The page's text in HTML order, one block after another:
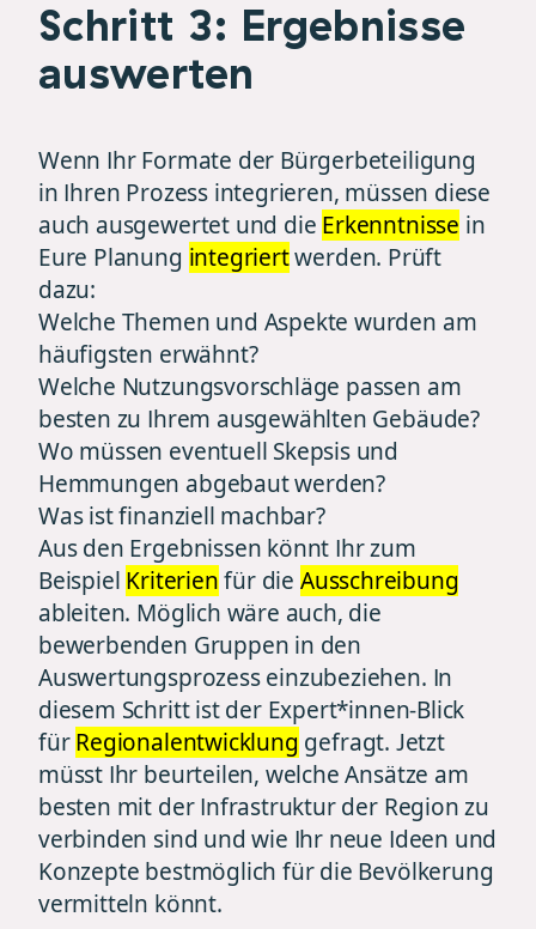
Schritt 3: Ergebnisse
auswerten
Wenn Ihr Formate der Bürgerbeteiligung
in Ihren Prozess integrieren, müssen diese
auch ausgewertet und die Erkenntnisse in
Eure Planung integriertwerden. Prüft
dazu:
Welche Themen und Aspekte wurden am
häufigsten erwähnt?
Welche Nutzungsvorschläge passen am
besten zu Ihrem ausgewählten Gebäude?
Wo müssen eventuell Skepsis und
Hemmungen abgebaut werden?
Was ist finanziell machbar?
Aus den Ergebnissen könnt Ihr zum
Beispiel Kriterienfür die Ausschreibung
ableiten. Möglich wäre auch, die
bewerbenden Gruppen in den
Auswertungsprozess einzubeziehen. In
diesem Schritt ist der Expert*innen-Blick
fürRegionalentwicklung gefragt. Jetzt
müsst Ihr beurteilen, welche Ansätze am
besten mit der Infrastruktur der Region zu
verbinden sind und wie Ihr neue Ideen und
Konzepte bestmöglich für die Bevölkerung
vermitteln könnt.